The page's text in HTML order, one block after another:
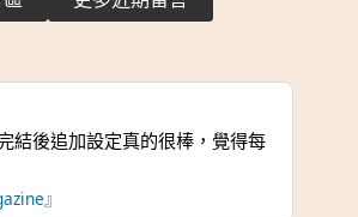
結後追加設定真的很棒，覺得每
』